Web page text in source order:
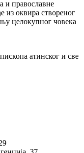
и православне
из оквира створеног
целокупног човека
атинског и све